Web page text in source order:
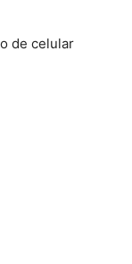
de celular